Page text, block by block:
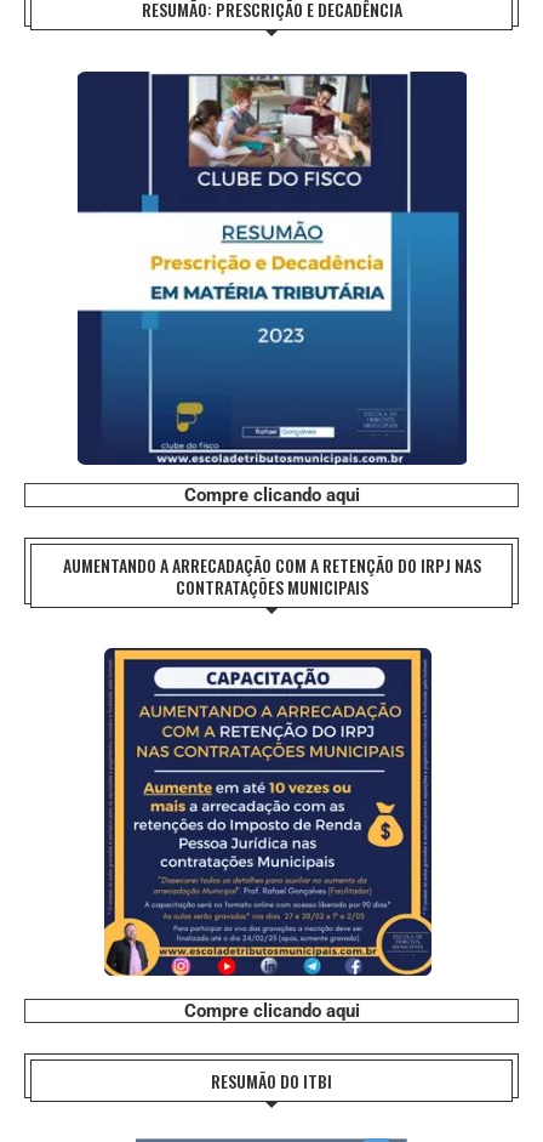
RESUMÃO: PRESCRIÇÃO E DECADÊNCIA
Compre clicando aqui
AUMENTANDO A ARRECADAÇÃO COM A RETENÇÃO DO IRPJ NAS
CONTRATAÇÕES MUNICIPAIS
Compre clicando aqui
RESUMÃO DO ITBI